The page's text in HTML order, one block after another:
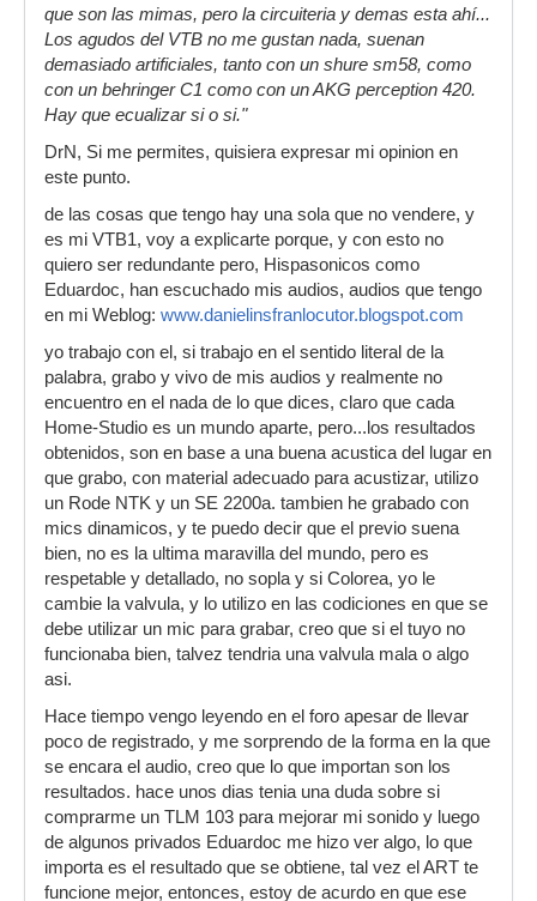
que son las mimas, pero la circuiteria y demas esta ahí...
Los agudos del VTB no me gustan nada, suenan
demasiado artificiales, tanto con un shure sm58, como
con un behringer C1 como con un AKG perception 420.
Hay que ecualizar si o si."
DrN, Si me permites, quisiera expresar mi opinion en
este punto.
de las cosas que tengo hay una sola que no vendere, y
es mi VTB1, voy a explicarte porque, y con esto no
quiero ser redundante pero, Hispasonicos como
Eduardoc, han escuchado mis audios, audios que tengo
en mi Weblog: www.danielinsfranlocutor.blogspot.com
yo trabajo con el, si trabajo en el sentido literal de la
palabra, grabo y vivo de mis audios y realmente no
encuentro en el nada de lo que dices, claro que cada
Home-Studio es un mundo aparte, pero...los resultados
obtenidos, son en base a una buena acustica del lugar en
que grabo, con material adecuado para acustizar, utilizo
un Rode NTK y un SE 2200a. tambien he grabado con
mics dinamicos, y te puedo decir que el previo suena
bien, no es la ultima maravilla del mundo, pero es
respetable y detallado, no sopla y si Colorea, yo le
cambie la valvula, y lo utilizo en las codiciones en que se
debe utilizar un mic para grabar, creo que si el tuyo no
funcionaba bien, talvez tendria una valvula mala o algo
asi.
Hace tiempo vengo leyendo en el foro apesar de llevar
poco de registrado, y me sorprendo de la forma en la que
se encara el audio, creo que lo que importan son los
resultados. hace unos dias tenia una duda sobre si
comprarme un TLM 103 para mejorar mi sonido y luego
de algunos privados Eduardoc me hizo ver algo, lo que
importa es el resultado que se obtiene, tal vez el ART te
funcione mejor, entonces, estoy de acurdo en que ese